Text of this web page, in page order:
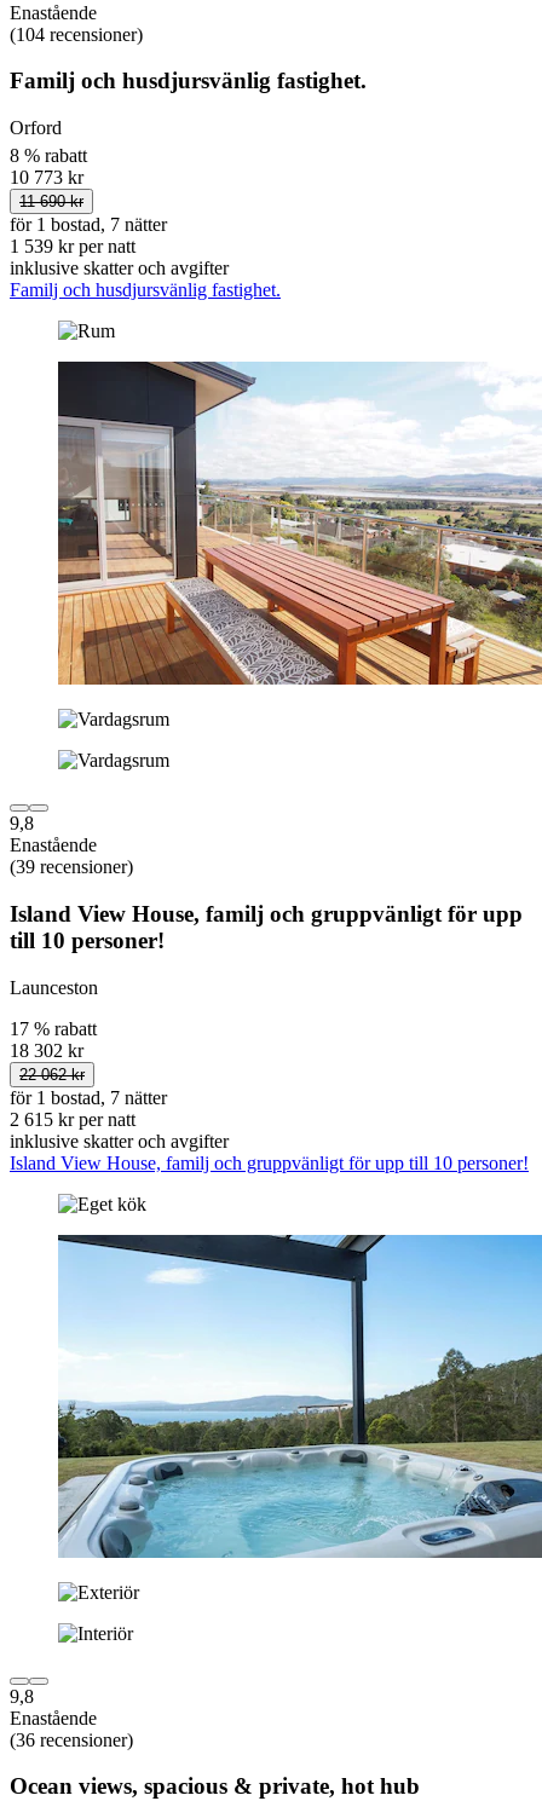
Enastående
(104 recensioner)
Familj och husdjursvänlig fastighet.
Orford
8 % rabatt
10 773 kr
11 690 kr
för 1 bostad, 7 nätter
1 539 kr per natt
inklusive skatter och avgifter
Familj och husdjursvänlig fastighet.
9,8
Enastående
(39 recensioner)
Island View House, familj och gruppvänligt för upp
till 10 personer!
Launceston
17 % rabatt
18 302 kr
22 062 kr
för 1 bostad, 7 nätter
2 615 kr per natt
inklusive skatter och avgifter
Island View House, familj och gruppvänligt för upp till 10 personer!
9,8
Enastående
(36 recensioner)
Ocean views, spacious & private, hot hub